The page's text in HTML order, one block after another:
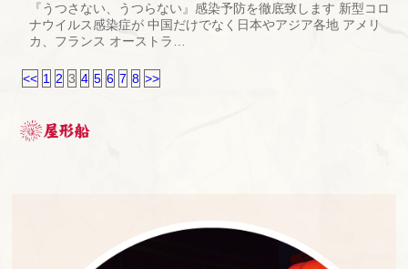
『うつさない、うつらない』感染予防を徹底致します 新型コロ
ナウイルス感染症が 中国だけでなく日本やアジア各地 アメリ
カ、フランス オーストラ…
<< 1 2 3 4 5 6 7 8 >>